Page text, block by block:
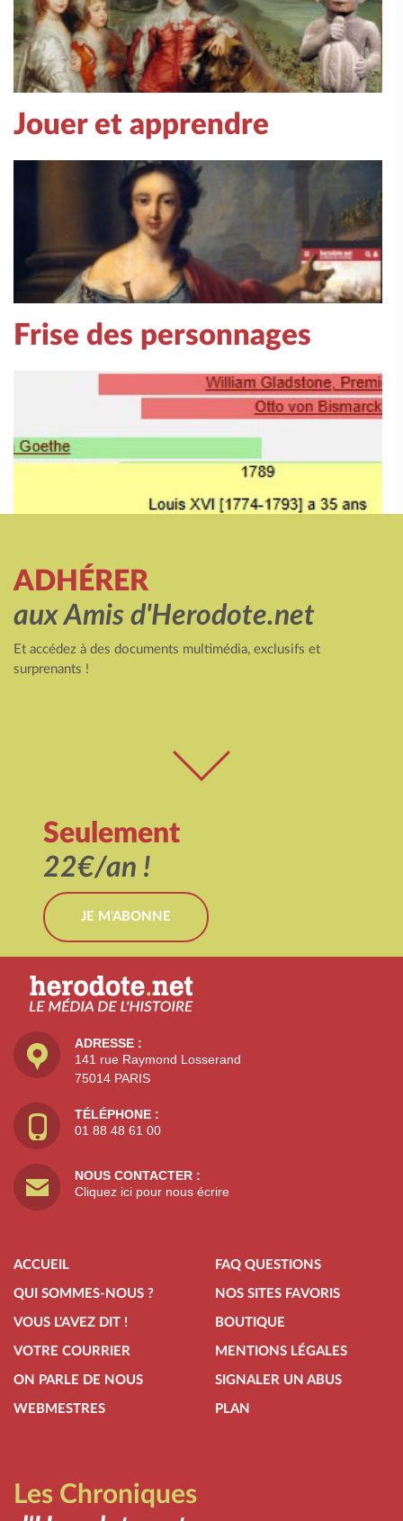
Jouer et apprendre
Frise des personnages
ADHÉRER
aux Amis d'Herodote.net
Et accédez à des documents multimédia, exclusifs et
surprenants !
Seulement
22€/an !
JE M'ABONNE
ADRESSE :
141 rue Raymond Losserand
75014 PARIS
TÉLÉPHONE :
01 88 48 61 00
NOUS CONTACTER :
Cliquez ici pour nous écrire
ACCUEIL
QUI SOMMES-NOUS ?
VOUS L'AVEZ DIT !
VOTRE COURRIER
ON PARLE DE NOUS
WEBMESTRES
FAQ QUESTIONS
NOS SITES FAVORIS
BOUTIQUE
MENTIONS LÉGALES
SIGNALER UN ABUS
PLAN
Les Chroniques